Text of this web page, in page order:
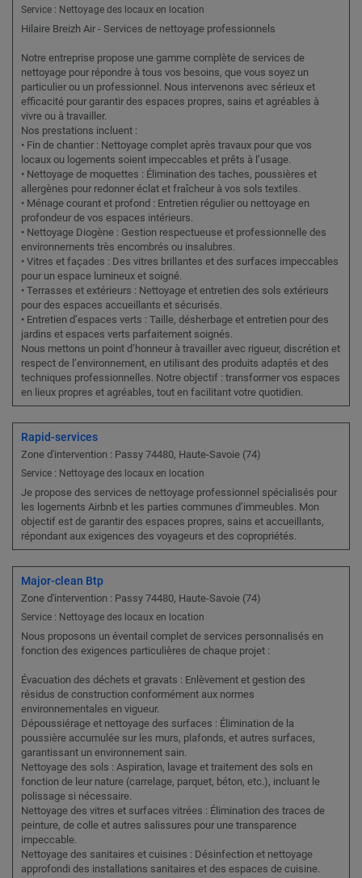
Service : Nettoyage des locaux en location
Hilaire Breizh Air - Services de nettoyage professionnels
Notre entreprise propose une gamme complète de services de
nettoyage pour répondre à tous vos besoins, que vous soyez un
particulier ou un professionnel. Nous intervenons avec sérieux et
efficacité pour garantir des espaces propres, sains et agréables à
vivre ou à travailler.
Nos prestations incluent :
• Fin de chantier : Nettoyage complet après travaux pour que vos
locaux ou logements soient impeccables et prêts à l’usage.
• Nettoyage de moquettes : Élimination des taches, poussières et
allergènes pour redonner éclat et fraîcheur à vos sols textiles.
• Ménage courant et profond : Entretien régulier ou nettoyage en
profondeur de vos espaces intérieurs.
• Nettoyage Diogène : Gestion respectueuse et professionnelle des
environnements très encombrés ou insalubres.
• Vitres et façades : Des vitres brillantes et des surfaces impeccables
pour un espace lumineux et soigné.
• Terrasses et extérieurs : Nettoyage et entretien des sols extérieurs
pour des espaces accueillants et sécurisés.
• Entretien d’espaces verts : Taille, désherbage et entretien pour des
jardins et espaces verts parfaitement soignés.
Nous mettons un point d’honneur à travailler avec rigueur, discrétion et
respect de l’environnement, en utilisant des produits adaptés et des
techniques professionnelles. Notre objectif : transformer vos espaces
en lieux propres et agréables, tout en facilitant votre quotidien.
Rapid-services
Zone d'intervention : Passy 74480, Haute-Savoie (74)
Service : Nettoyage des locaux en location
Je propose des services de nettoyage professionnel spécialisés pour
les logements Airbnb et les parties communes d’immeubles. Mon
objectif est de garantir des espaces propres, sains et accueillants,
répondant aux exigences des voyageurs et des copropriétés.
Major-clean Btp
Zone d'intervention : Passy 74480, Haute-Savoie (74)
Service : Nettoyage des locaux en location
Nous proposons un éventail complet de services personnalisés en
fonction des exigences particulières de chaque projet :
Évacuation des déchets et gravats : Enlèvement et gestion des
résidus de construction conformément aux normes
environnementales en vigueur.
Dépoussiérage et nettoyage des surfaces : Élimination de la
poussière accumulée sur les murs, plafonds, et autres surfaces,
garantissant un environnement sain.
Nettoyage des sols : Aspiration, lavage et traitement des sols en
fonction de leur nature (carrelage, parquet, béton, etc.), incluant le
polissage si nécessaire.
Nettoyage des vitres et surfaces vitrées : Élimination des traces de
peinture, de colle et autres salissures pour une transparence
impeccable.
Nettoyage des sanitaires et cuisines : Désinfection et nettoyage
approfondi des installations sanitaires et des espaces de cuisine.